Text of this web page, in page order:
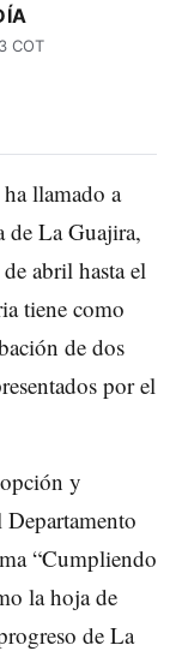
COT
llamado a
de La Guajira,
abril hasta el
tiene como
de dos
por el
y
“Cumpliendo
la hoja de
de La